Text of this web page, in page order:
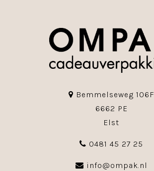
Bemmelseweg 106F
6662 PE
Elst
0481 45 27 25
info@ompak.nl